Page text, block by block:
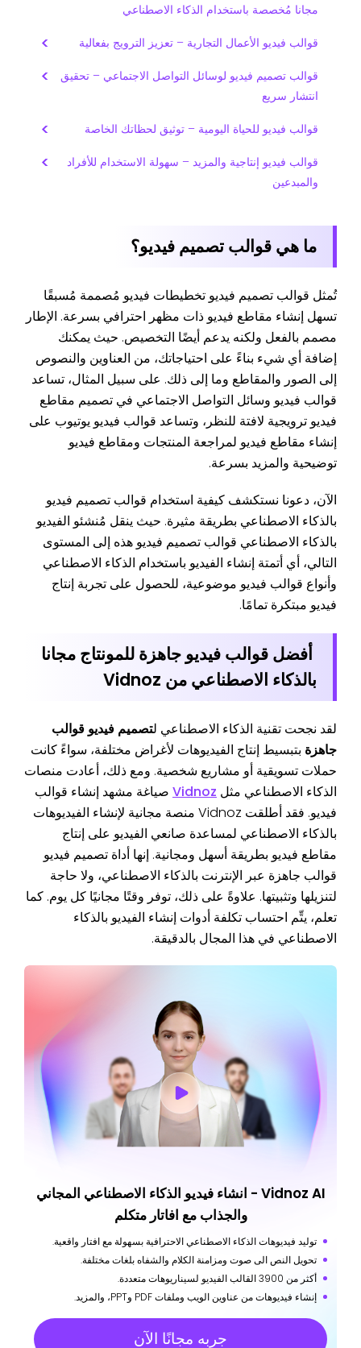
مجانا مُخصصة باستخدام الذكاء الاصطناعي
قوالب فيديو الأعمال التجارية – تعزيز الترويج بفعالية
قوالب تصميم فيديو لوسائل التواصل الاجتماعي – تحقيق
انتشار سريع
قوالب فيديو للحياة اليومية – توثيق لحظاتك الخاصة
قوالب فيديو إنتاجية والمزيد – سهولة الاستخدام للأفراد
والمبدعين
ما هي قوالب تصميم فيديو؟
تُمثل قوالب تصميم فيديو تخطيطات فيديو مُصممة مُسبقًا
تسهل إنشاء مقاطع فيديو ذات مظهر احترافي بسرعة. الإطار
مصمم بالفعل ولكنه يدعم أيضًا التخصيص. حيث يمكنك
إضافة أي شيء بناءً على احتياجاتك، من العناوين والنصوص
إلى الصور والمقاطع وما إلى ذلك. على سبيل المثال، تساعد
قوالب فيديو وسائل التواصل الاجتماعي في تصميم مقاطع
فيديو ترويجية لافتة للنظر، وتساعد قوالب فيديو يوتيوب على
إنشاء مقاطع فيديو لمراجعة المنتجات ومقاطع فيديو
توضيحية والمزيد بسرعة.
الآن، دعونا نستكشف كيفية استخدام قوالب تصميم فيديو
بالذكاء الاصطناعي بطريقة مثيرة. حيث ينقل مُنشئو الفيديو
بالذكاء الاصطناعي قوالب تصميم فيديو هذه إلى المستوى
التالي، أي أتمتة إنشاء الفيديو باستخدام الذكاء الاصطناعي
وأنواع قوالب فيديو موضوعية، للحصول على تجربة إنتاج
فيديو مبتكرة تمامًا.
أفضل قوالب فيديو جاهزة للمونتاج مجانا
بالذكاء الاصطناعي من Vidnoz
لقد نجحت تقنية الذكاء الاصطناعي لتصميم فيديو قوالب
جاهزة بتبسيط إنتاج الفيديوهات لأغراض مختلفة، سواءً كانت
حملات تسويقية أو مشاريع شخصية. ومع ذلك، أعادت منصات
الذكاء الاصطناعي مثل Vidnoz صياغة مشهد إنشاء قوالب
فيديو. فقد أطلقت Vidnoz منصة مجانية لإنشاء الفيديوهات
بالذكاء الاصطناعي لمساعدة صانعي الفيديو على إنتاج
مقاطع فيديو بطريقة أسهل ومجانية. إنها أداة تصميم فيديو
قوالب جاهزة عبر الإنترنت بالذكاء الاصطناعي، ولا حاجة
لتنزيلها وتثبيتها. علاوةً على ذلك، توفر وقتًا مجانيًا كل يوم. كما
تعلم، يتِّم احتساب تكلفة أدوات إنشاء الفيديو بالذكاء
الاصطناعي في هذا المجال بالدقيقة.
Vidnoz AI - انشاء فيديو الذكاء الاصطناعي المجاني
والجذاب مع افاتار متكلم
توليد فيديوهات الذكاء الاصطناعي الاحترافية بسهولة مع افتار واقعية.
تحويل النص الى صوت ومزامنة الكلام والشفاه بلغات مختلفة.
أكثر من 3900 القالب الفيديو لسيناريوهات متعددة.
إنشاء فيديوهات من عناوين الويب وملفات PDF وPPT، والمزيد.
جربه مجانًا الآن